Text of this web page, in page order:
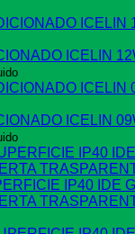
ICELIN
ICELIN
IP40 IDE